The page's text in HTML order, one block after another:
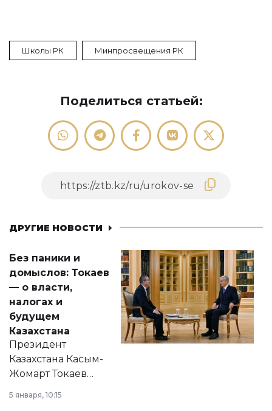
Школы РК Минпросвещения РК
Поделиться статьей:
ДРУГИЕ НОВОСТИ
Без паники и
домыслов: Токаев
— о власти,
налогах и
будущем
Казахстана
Президент
Казахстана Касым-
Жомарт Токаев
сразу несколько
5 января, 10:15